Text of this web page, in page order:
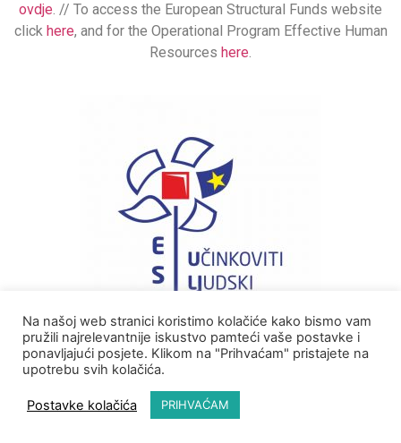
ovdje. // To access the European Structural Funds website
click here, and for the Operational Program Effective Human
Resources here.
2020 FER+Plus – izradaLevels–Politika kolačića
policy–Izjava o pristupačnosti//
Na našoj web stranici koristimo kolačiće kako bismo vam
pružili najrelevantnije iskustvo pamteći vaše postavke i
ponavljajući posjete. Klikom na "Prihvaćam" pristajete na
upotrebu svih kolačića.
Postavke kolačića PRIHVAĆAM